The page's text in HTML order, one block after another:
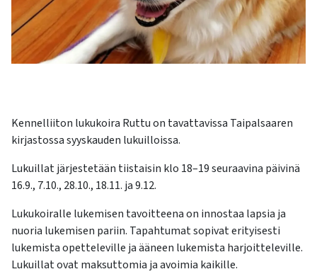
Kennelliiton lukukoira Ruttu on tavattavissa Taipalsaaren
kirjastossa syyskauden lukuilloissa.
Lukuillat järjestetään tiistaisin klo 18–19 seuraavina päivinä
16.9., 7.10., 28.10., 18.11. ja 9.12.
Lukukoiralle lukemisen tavoitteena on innostaa lapsia ja
nuoria lukemisen pariin. Tapahtumat sopivat erityisesti
lukemista opetteleville ja ääneen lukemista harjoitteleville.
Lukuillat ovat maksuttomia ja avoimia kaikille.